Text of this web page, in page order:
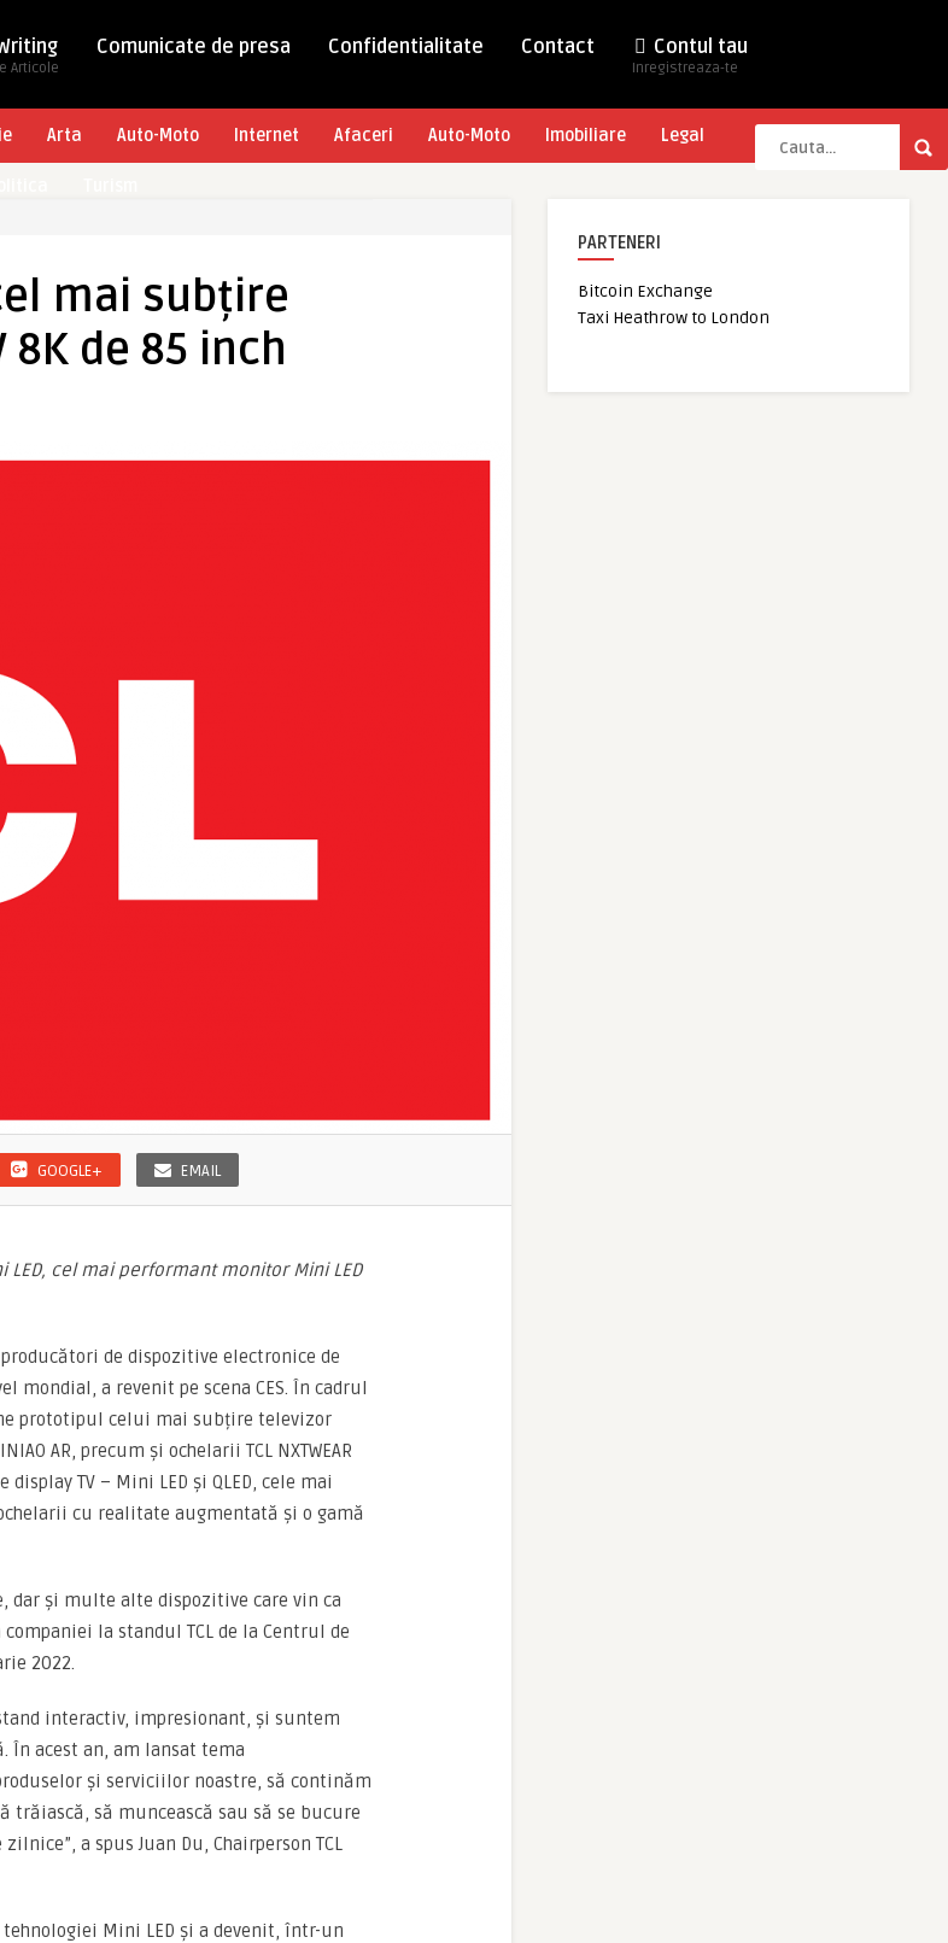
Articole
Comunicate de presa Confidentialitate Contact Contul tau
Inregistreaza-te
Arta Auto-Moto Internet Afaceri Auto-Moto Imobiliare Legal
mai subțire
8K de 85 inch
GOOGLE+ EMAIL
LED, cel mai performant monitor Mini LED
de dispozitive electronice de
a revenit pe scena CES. În cadrul
prototipul celui mai subțire televizor
AR, precum și ochelarii TCL NXTWEAR
TV – Mini LED și QLED, cele mai
cu realitate augmentată și o gamă
dar și multe alte dispozitive care vin ca
la standul TCL de la Centrul de
2022.
interactiv, impresionant, și suntem
În acest an, am lansat tema
și serviciilor noastre, să continăm
să muncească sau să se bucure
a spus Juan Du, Chairperson TCL
Mini LED și a devenit, într-un
PARTENERI
Bitcoin Exchange
Taxi Heathrow to London